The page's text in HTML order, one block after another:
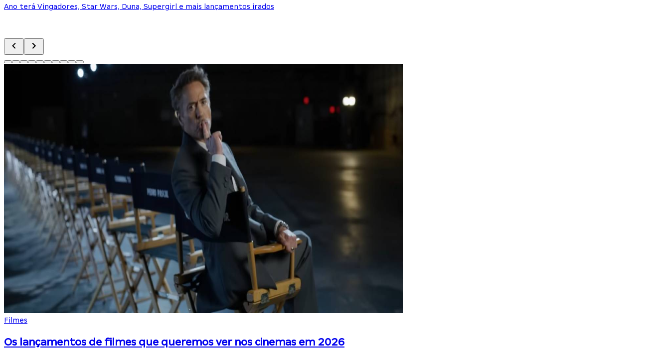
Ano terá Vingadores, Star Wars, Duna, Supergirl e mais lançamentos irados
Filmes
Os lançamentos de filmes que queremos ver nos cinemas em 2026